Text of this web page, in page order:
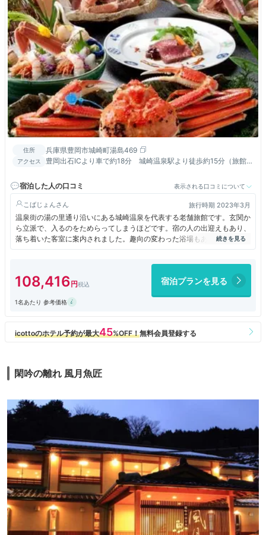
住所 兵庫県豊岡市城崎町湯島469
アクセス
豊岡出石ICより車で約18分 城崎温泉駅より徒歩約15分（旅館組
宿泊した人の口コミ
表示される口コミについて
こばじょん 旅行時期 2023年3月
温泉街の湯の里通り沿いにある城崎温泉を代表する老舗旅館です。玄関か
ら立派で、入るのをためらってしまうほどです。宿の人の出迎えもあり、
落ち着いた客室に案内されました。趣向の変わった浴場もあります。にぎ
やかの温泉街とはまた違った落ち着いた異空間で癒されました。料理はも
108,416 宿泊プランを見る
1名あたり 参考価格
閑吟の離れ 風月魚匠